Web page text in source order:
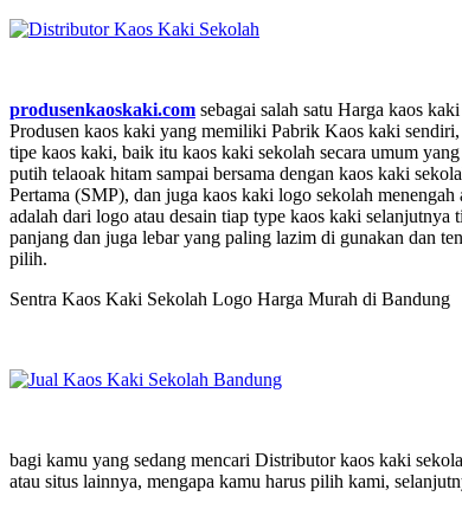
produsenkaoskaki.com sebagai salah satu Harga kaos
Produsen kaos kaki yang memiliki Pabrik Kaos kaki
tipe kaos kaki, baik itu kaos kaki sekolah secara umum
putih telaoak hitam sampai bersama dengan kaos kaki
Pertama (SMP), dan juga kaos kaki logo sekolah
adalah dari logo atau desain tiap type kaos kaki
panjang dan juga lebar yang paling lazim di gunakan dan
pilih.
Sentra Kaos Kaki Sekolah Logo Harga Murah di Bandung
bagi kamu yang sedang mencari Distributor kaos kaki
atau situs lainnya, mengapa kamu harus pilih kami,